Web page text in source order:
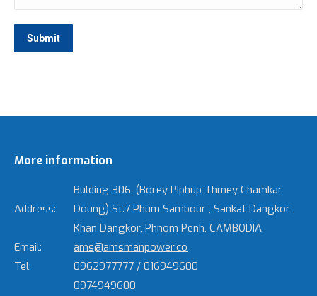
Submit
More information
Address:
Bulding 306, (Borey Piphup Thmey Chamkar
Doung) St.7 Phum Sambour , Sankat Dangkor ,
Khan Dangkor, Phnom Penh, CAMBODIA
Email:
ams@amsmanpower.co
Tel:
0962977777 / 016949600
0974949600